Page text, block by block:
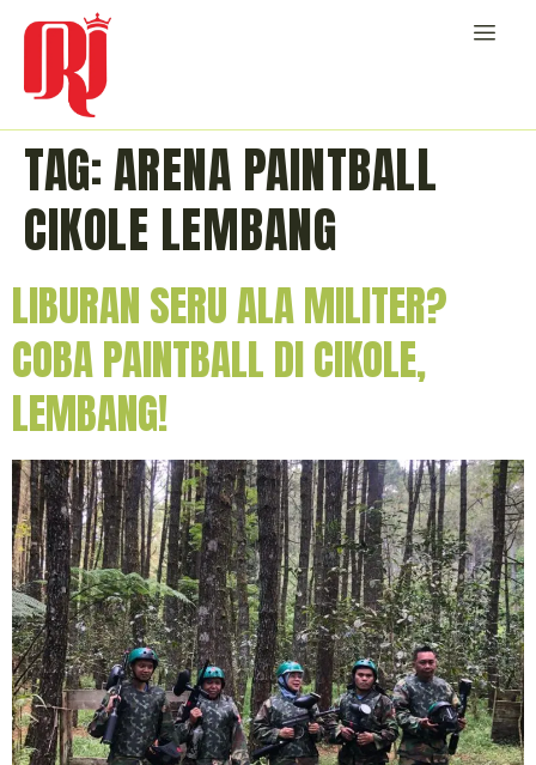
TAG:ARENA PAINTBALL
CIKOLE LEMBANG
LIBURAN SERU ALA MILITER?
COBA PAINTBALL DI CIKOLE,
LEMBANG!